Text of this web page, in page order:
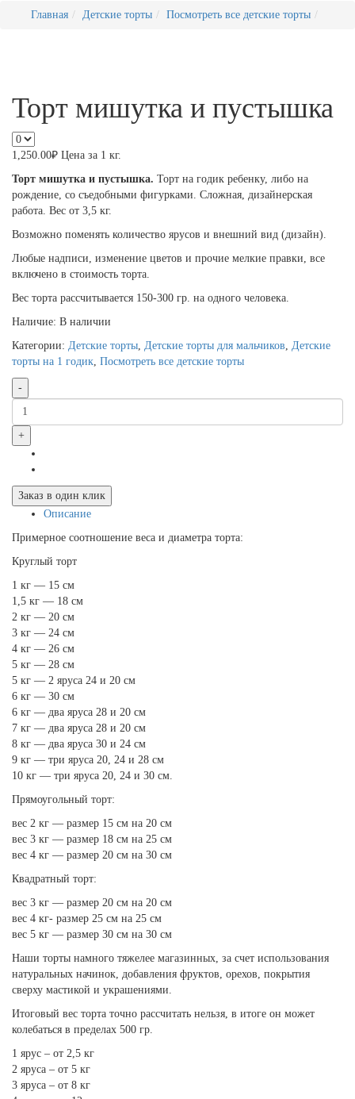
Главная Детские торты Посмотреть все детские торты
Торт мишутка и пустышка
1,250.00₽ Цена за 1 кг.
Торт мишутка и пустышка. Торт на годик ребенку, либо на
рождение, со съедобными фигурками. Сложная, дизайнерская
работа. Вес от 3,5 кг.
Возможно поменять количество ярусов и внешний вид (дизайн).
Любые надписи, изменение цветов и прочие мелкие правки, все
включено в стоимость торта.
Вес торта рассчитывается 150-300 гр. на одного человека.
Наличие: В наличии
Категории: Детские торты, Детские торты для мальчиков, Детские
торты на 1 годик, Посмотреть все детские торты
-
+
Заказ в один клик
Описание
Примерное соотношение веса и диаметра торта:
Круглый торт
1 кг — 15 см
1,5 кг — 18 см
2 кг — 20 см
3 кг — 24 см
4 кг — 26 см
5 кг — 28 см
5 кг — 2 яруса 24 и 20 см
6 кг — 30 см
6 кг — два яруса 28 и 20 см
7 кг — два яруса 28 и 20 см
8 кг — два яруса 30 и 24 см
9 кг — три яруса 20, 24 и 28 см
10 кг — три яруса 20, 24 и 30 см.
Прямоугольный торт:
вес 2 кг — размер 15 см на 20 см
вес 3 кг — размер 18 см на 25 см
вес 4 кг — размер 20 см на 30 см
Квадратный торт:
вес 3 кг — размер 20 см на 20 см
вес 4 кг- размер 25 см на 25 см
вес 5 кг — размер 30 см на 30 см
Наши торты намного тяжелее магазинных, за счет использования
натуральных начинок, добавления фруктов, орехов, покрытия
сверху мастикой и украшениями.
Итоговый вес торта точно рассчитать нельзя, в итоге он может
колебаться в пределах 500 гр.
1 ярус – от 2,5 кг
2 яруса – от 5 кг
3 яруса – от 8 кг